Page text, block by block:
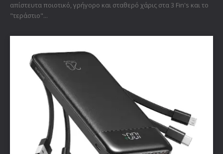
απίστευτα ποιοτικό, γρήγορο και σταθερό χάρις στα 3 Fin's και το
"τεράστιο"...